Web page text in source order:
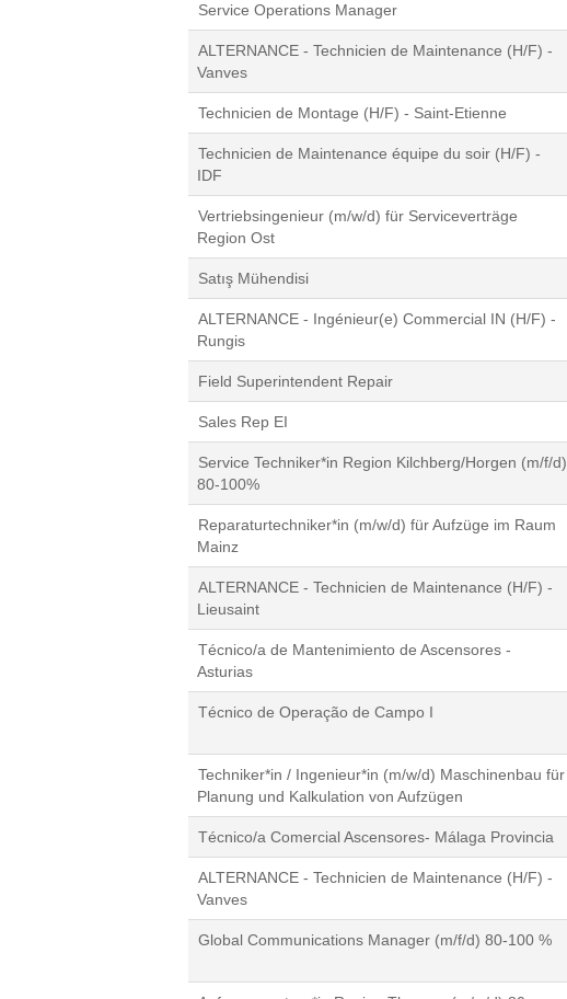
Service Operations Manager
ALTERNANCE - Technicien de Maintenance (H/F) -
Vanves
Technicien de Montage (H/F) - Saint-Etienne
Technicien de Maintenance équipe du soir (H/F) -
IDF
Vertriebsingenieur (m/w/d) für Serviceverträge
Region Ost
Satış Mühendisi
ALTERNANCE - Ingénieur(e) Commercial IN (H/F) -
Rungis
Field Superintendent Repair
Sales Rep EI
Service Techniker*in Region Kilchberg/Horgen (m/f/d)
80-100%
Reparaturtechniker*in (m/w/d) für Aufzüge im Raum
Mainz
ALTERNANCE - Technicien de Maintenance (H/F) -
Lieusaint
Técnico/a de Mantenimiento de Ascensores -
Asturias
Técnico de Operação de Campo I
Techniker*in / Ingenieur*in (m/w/d) Maschinenbau für
Planung und Kalkulation von Aufzügen
Técnico/a Comercial Ascensores- Málaga Provincia
ALTERNANCE - Technicien de Maintenance (H/F) -
Vanves
Global Communications Manager (m/f/d) 80-100 %